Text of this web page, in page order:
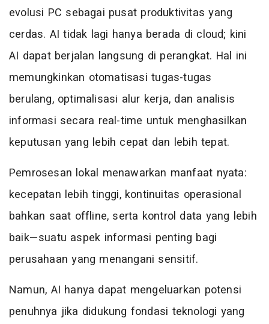
evolusi PC sebagai pusat produktivitas yang
cerdas. AI tidak lagi hanya berada di cloud; kini
AI dapat berjalan langsung di perangkat. Hal ini
memungkinkan otomatisasi tugas-tugas
berulang, optimalisasi alur kerja, dan analisis
informasi secara real-time untuk menghasilkan
keputusan yang lebih cepat dan lebih tepat.
Pemrosesan lokal menawarkan manfaat nyata:
kecepatan lebih tinggi, kontinuitas operasional
bahkan saat offline, serta kontrol data yang lebih
baik—suatu aspek informasi penting bagi
perusahaan yang menangani sensitif.
Namun, AI hanya dapat mengeluarkan potensi
penuhnya jika didukung fondasi teknologi yang